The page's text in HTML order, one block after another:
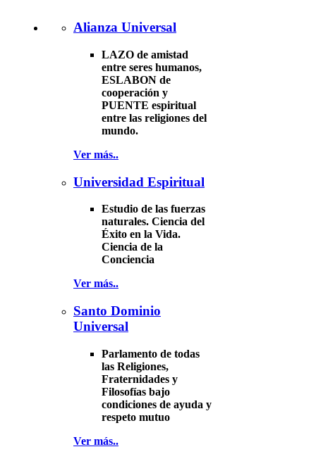
Alianza Universal
LAZO de amistad
entre seres humanos,
ESLABON de
cooperación y
PUENTE espiritual
entre las religiones del
mundo.
Ver más..
Universidad Espiritual
Estudio de las fuerzas
naturales. Ciencia del
Éxito en la Vida.
Ciencia de la
Conciencia
Ver más..
Santo Dominio
Universal
Parlamento de todas
las Religiones,
Fraternidades y
Filosofías bajo
condiciones de ayuda y
respeto mutuo
Ver más..